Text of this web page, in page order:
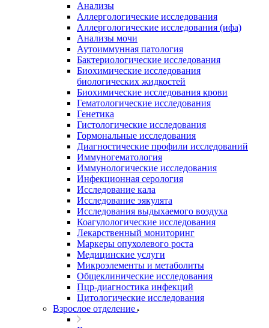
Анализы
Аллергологические исследования
Аллергологические исследования (ифа)
Анализы мочи
Аутоиммунная патология
Бактериологические исследования
Биохимические исследования
биологических жидкостей
Биохимические исследования крови
Гематологические исследования
Генетика
Гистологические исследования
Гормональные исследования
Диагностические профили исследований
Иммуногематология
Иммунологические исследования
Инфекционная серология
Исследование кала
Исследование эякулята
Исследования выдыхаемого воздуха
Коагулологические исследования
Лекарственный мониторинг
Маркеры опухолевого роста
Медицинские услуги
Микроэлементы и метаболиты
Общеклинические исследования
Пцр-диагностика инфекций
Цитологические исследования
Взрослое отделение